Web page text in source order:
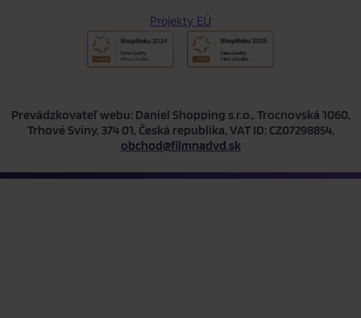
Projekty EÚ
Prevádzkovateľ webu: Daniel Shopping s.r.o., Trocnovská 1060,
Trhové Sviny, 374 01, Česká republika, VAT ID: CZ07298854,
obchod@filmnadvd.sk